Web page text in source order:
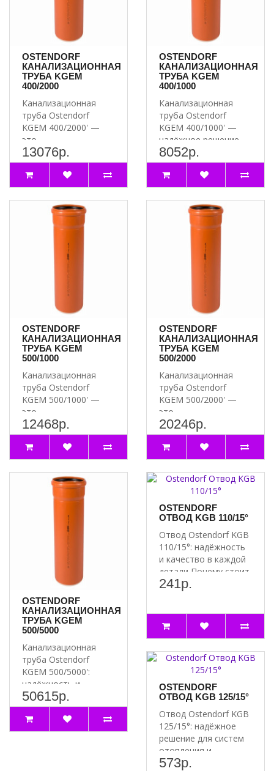
OSTENDORF
КАНАЛИЗАЦИОННАЯ
ТРУБА KGEM
400/2000
Канализационная
труба Ostendorf
KGEM 400/2000' —
это
высококачественное
и надёжное решение..
13076р.
OSTENDORF
КАНАЛИЗАЦИОННАЯ
ТРУБА KGEM
400/1000
Канализационная
труба Ostendorf
KGEM 400/1000' —
надёжное решение
для вашей
канализации ..
8052р.
OSTENDORF
КАНАЛИЗАЦИОННАЯ
ТРУБА KGEM
500/1000
Канализационная
труба Ostendorf
KGEM 500/1000' —
это
высококачественное
и надёжное решение..
12468р.
OSTENDORF
КАНАЛИЗАЦИОННАЯ
ТРУБА KGEM
500/2000
Канализационная
труба Ostendorf
KGEM 500/2000' —
это
высококачественное
решение для органи..
20246р.
OSTENDORF
КАНАЛИЗАЦИОННАЯ
ТРУБА KGEM
500/5000
Канализационная
труба Ostendorf
KGEM 500/5000':
надёжность и
долговечность для
вашей канализации..
50615р.
OSTENDORF
ОТВОД KGB 110/15°
Отвод Ostendorf KGB
110/15°: надёжность
и качество в каждой
детали Почему стоит
выбрать отвод..
241р.
OSTENDORF
ОТВОД KGB 125/15°
Отвод Ostendorf KGB
125/15°: надёжное
решение для систем
отопления и
водоснабжения
573р.